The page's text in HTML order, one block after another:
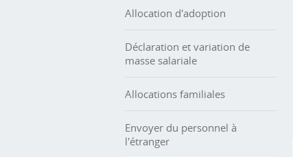
Allocation d'adoption
Déclaration et variation de
masse salariale
Allocations familiales
Envoyer du personnel à
l'étranger